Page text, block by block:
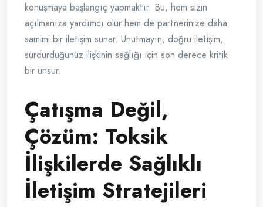
konuşmaya başlangıç yapmaktır. Bu, hem sizin
açılmanıza yardımcı olur hem de partnerinize daha
samimi bir iletişim sunar. Unutmayın, doğru iletişim,
sürdürdüğünüz ilişkinin sağlığı için son derece kritik
bir unsur.
Çatışma Değil,
Çözüm: Toksik
İlişkilerde Sağlıklı
İletişim Stratejileri